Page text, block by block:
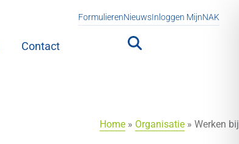
FormulierenNieuwsInloggen MijnNAK
Contact
Home » Organisatie » Werken bij